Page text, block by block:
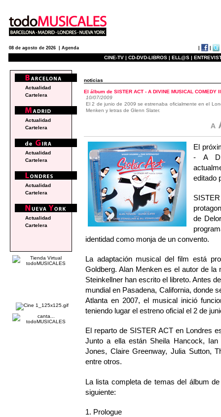
08 de agosto de 2026 | Agenda
CINE-TV | CD-DVD-LIBROS | ELL@S |
noticias
El álbum de SISTER ACT - A DIVINE MUSICAL
10/07/2009
El 2 de junio de 2009 se estrenaba oficialmente en el
Menken y letras de Glenn Slater.
El
- A
editado
de
identidad como monja de un convento.
La adaptación musical del film está
Goldberg. Alan Menken es el autor de
Steinkellner han escrito el libreto. Antes
mundial en Pasadena, California, donde
Atlanta en 2007, el musical inició
teniendo lugar el estreno oficial el 2 de
El reparto de SISTER ACT en Londres
Junto a ella están Sheila Hancock,
Jones, Claire Greenway, Julia Sutton,
entre otros.
La lista completa de temas del álbum
siguiente:
1. Prologue
Actualidad
Cartelera
Actualidad
Cartelera
Actualidad
Cartelera
Actualidad
Cartelera
Actualidad
Cartelera